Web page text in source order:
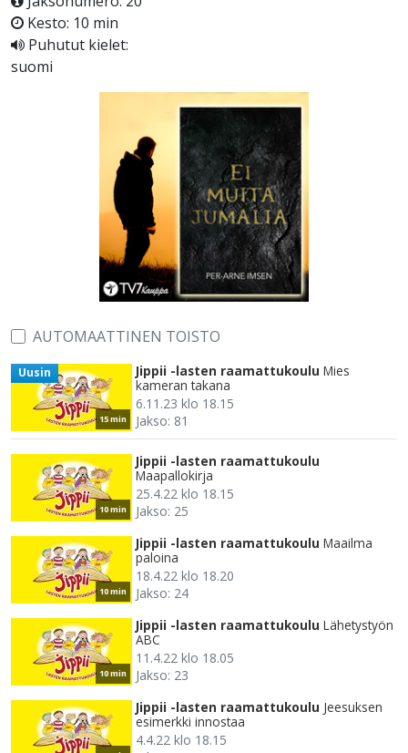
Kesto: 10 min
Puhutut kielet:
suomi
AUTOMAATTINEN TOISTO
15 min
Uusin Jippii -lasten raamattukoulu Mies
kameran takana
6.11.23 klo 18.15
Jakso: 81
10 min
Jippii -lasten raamattukoulu
Maapallokirja
25.4.22 klo 18.15
Jakso: 25
10 min
Jippii -lasten raamattukoulu Maailma
paloina
18.4.22 klo 18.20
Jakso: 24
10 min
Jippii -lasten raamattukoulu Lähetystyön
ABC
11.4.22 klo 18.05
Jakso: 23
Jippii -lasten raamattukoulu Jeesuksen
esimerkki innostaa
4.4.22 klo 18.15